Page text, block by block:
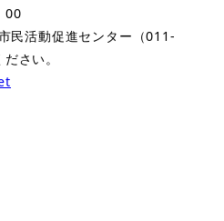
00
民活動促進センター（011-
さい。